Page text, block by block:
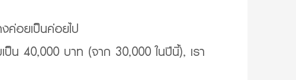
ค่อยเป็นค่อยไป
ป็น 40,000 บาท (จาก 30,000 ในปีนี้), เรา